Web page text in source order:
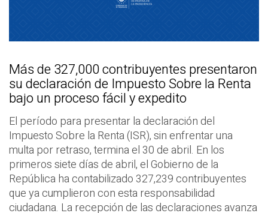
Más de 327,000 contribuyentes presentaron
su declaración de Impuesto Sobre la Renta
bajo un proceso fácil y expedito
El período para presentar la declaración del
Impuesto Sobre la Renta (ISR), sin enfrentar una
multa por retraso, termina el 30 de abril. En los
primeros siete días de abril, el Gobierno de la
República ha contabilizado 327,239 contribuyentes
que ya cumplieron con esta responsabilidad
ciudadana. La recepción de las declaraciones avanza